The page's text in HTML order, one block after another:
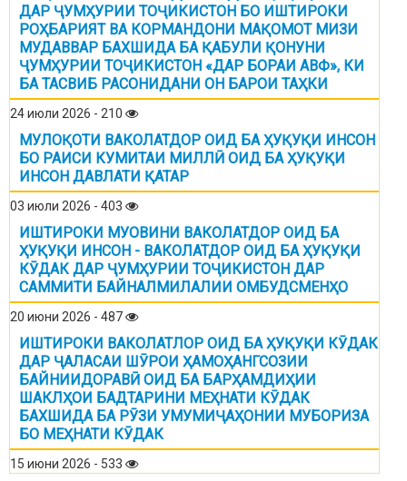
ДАР ҶУМҲУРИИ ТОҶИКИСТОН БО ИШТИРОКИ
РОҲБАРИЯТ ВА КОРМАНДОНИ МАҚОМОТ МИЗИ
МУДАВВАР БАХШИДА БА ҚАБУЛИ ҚОНУНИ
ҶУМҲУРИИ ТОҶИКИСТОН «ДАР БОРАИ АВФ», КИ
БА ТАСВИБ РАСОНИДАНИ ОН БАРОИ ТАҲКИ
24 июли 2026 - 210
МУЛОҚОТИ ВАКОЛАТДОР ОИД БА ҲУҚУҚИ ИНСОН
БО РАИСИ КУМИТАИ МИЛЛӢ ОИД БА ҲУҚУҚИ
ИНСОН ДАВЛАТИ ҚАТАР
03 июли 2026 - 403
ИШТИРОКИ МУОВИНИ ВАКОЛАТДОР ОИД БА
ҲУҚУҚИ ИНСОН - ВАКОЛАТДОР ОИД БА ҲУҚУҚИ
КӮДАК ДАР ҶУМҲУРИИ ТОҶИКИСТОН ДАР
САММИТИ БАЙНАЛМИЛАЛИИ ОМБУДСМЕНҲО
20 июни 2026 - 487
ИШТИРОКИ ВАКОЛАТЛОР ОИД БА ҲУҚУҚИ КӮДАК
ДАР ҶАЛАСАИ ШӮРОИ ҲАМОҲАНГСОЗИИ
БАЙНИИДОРАВӢ ОИД БА БАРҲАМДИҲИИ
ШАКЛҲОИ БАДТАРИНИ МЕҲНАТИ КӮДАК
БАХШИДА БА РӮЗИ УМУМИҶАҲОНИИ МУБОРИЗА
БО МЕҲНАТИ КӮДАК
15 июни 2026 - 533